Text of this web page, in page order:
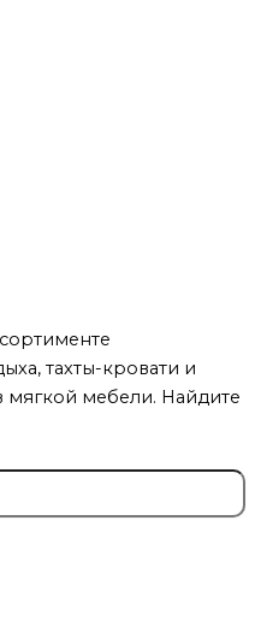
тахты-кровати и
мягкой мебели. Найдите